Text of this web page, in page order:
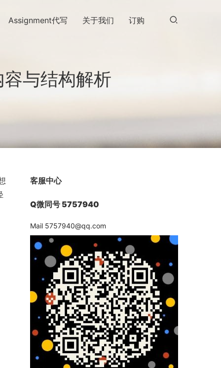
Assignment代写 关于我们 订购
与结构解析
客服中心
Q微同号 5757940
Mail 5757940@qq.com